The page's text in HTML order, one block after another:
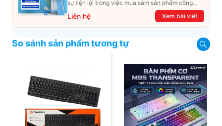
sự tiện lợi trong việc mua sắm sản phẩm công
nghệ từ xa. Trong bài viết này, T&T Center sẽ
hướng dẫn chi tiết cách mua hàng trực tuyến qua
các kênh online Website, Zalo, Messenger và
dễ dàng và nhanh chóng nhất. Cùng xem ngay
Liên hệ Xem bài viết
So sánh sản phẩm tương tự